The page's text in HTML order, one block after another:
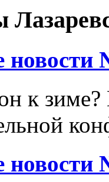
новости
к зиме?
новости